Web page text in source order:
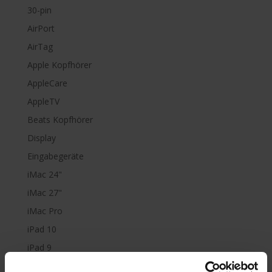
30-pin
AirPort
AirTag
Apple Kopfhörer
AppleCare
AppleTV
Beats Kopfhörer
Display
Eingabegeräte
iMac 24"
iMac 27"
iMac Pro
iPad 10
iPad 9